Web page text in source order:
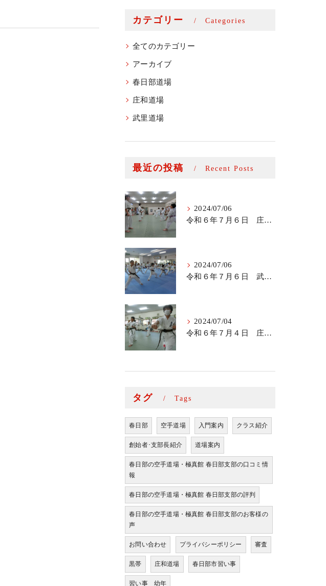
カテゴリー Categories
全てのカテゴリー
アーカイブ
春日部道場
庄和道場
武里道場
最近の投稿 Recent Posts
2024/07/06
令和６年７月６日 庄和道場少年部
2024/07/06
令和６年７月６日 武里道場少年部
2024/07/04
令和６年７月４日 庄和道場の稽古
タグ Tags
春日部 空手道場 入門案内 クラス紹介
創始者･支部長紹介 道場案内
春日部の空手道場・極真館 春日部支部の口コミ情
報
春日部の空手道場・極真館 春日部支部の評判
春日部の空手道場・極真館 春日部支部のお客様の
声
お問い合わせ プライバシーポリシー 審査
黒帯 庄和道場 春日部市習い事
習い事 幼年